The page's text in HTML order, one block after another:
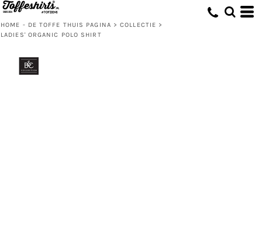
HOME - DE TOFFE THUIS PAGINA > COLLECTIE >
LADIES' ORGANIC POLO SHIRT